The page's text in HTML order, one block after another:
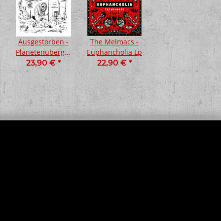
Ausgestorben -
Planetenübergabe
Lp
23,90 €*
The Melmacs -
Euphancholia Lp
22,90 € *